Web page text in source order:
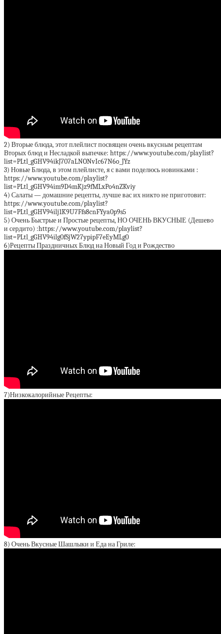
2) Вторые блюда, этот плейлист посвящен очень вкусным рецептам
Вторых блюд и Несладкой выпечке: https://www.youtube.com/playlist?
list=PLtl_gGHV94ikJ707aLNONvIc67N6o_JYz
3) Новые Блюда, в этом плейлисте, я с вами поделюсь новинками :
https://www.youtube.com/playlist?
list=PLtl_gGHV94im9D4mKjz9fMLxPo4nZKviy
4) Салаты — домашние рецепты, лучше вас их никто не приготовит:
https://www.youtube.com/playlist?
list=PLtl_gGHV94ilj1K9U7Ffs8cnFYya0p9s5
5) Очень Быстрые и Простые рецепты, НО ОЧЕНЬ ВКУСНЫЕ (Дешево
и сердито) :https://www.youtube.com/playlist?
list=PLtl_gGHV94ilg0fSjW27ypipF7eEyMLg0
6)Рецепты Праздничных Блюд на Новый Год и Рождество
7)Низкокалорийные Рецепты:
8) Очень Вкусные Шашлыки и Еда на Гриле: